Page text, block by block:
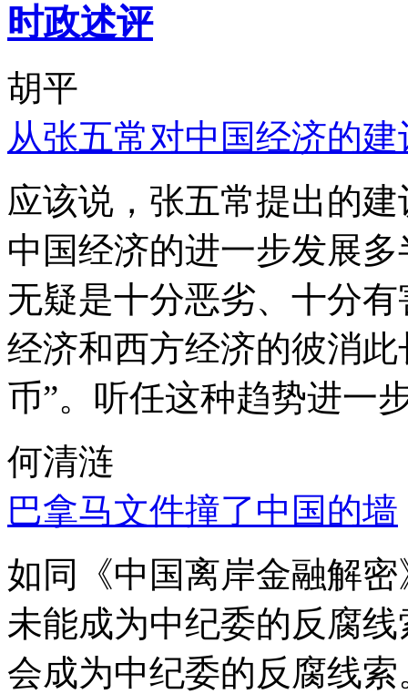
时政述评
胡平
从张五常对中国经济的
应该说，张五常提出的
中国经济的进一步发展
无疑是十分恶劣、十分
经济和西方经济的彼消
币”。听任这种趋势进一
何清涟
巴拿马文件撞了中国的墙
如同《中国离岸金融解
未能成为中纪委的反腐
会成为中纪委的反腐线